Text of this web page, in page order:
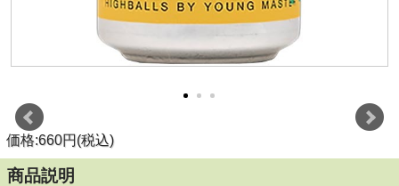
価格:660円(税込)
商品説明